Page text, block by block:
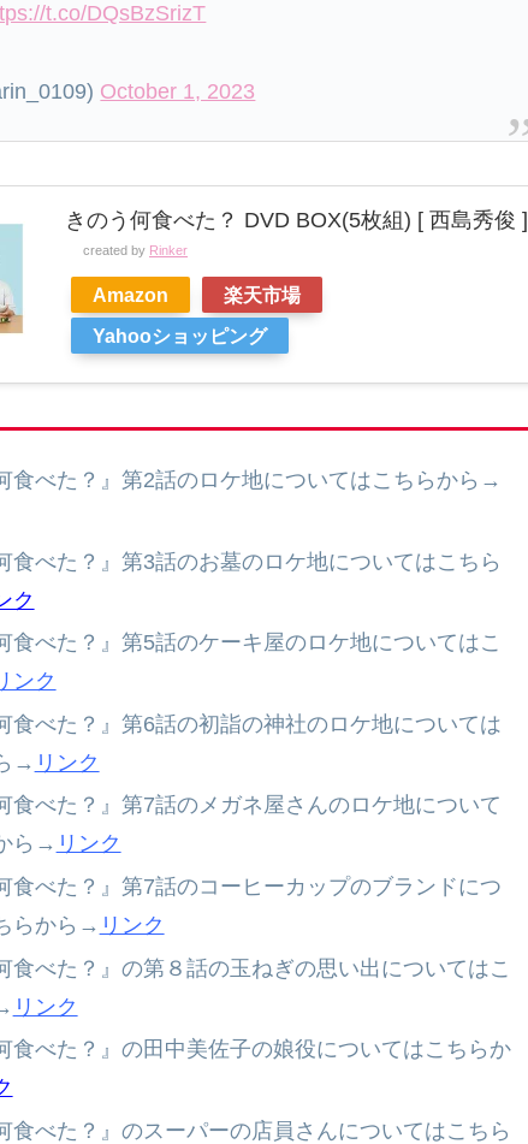
t.co/DQsBzSrizT
October 1, 2023
きのう何食べた？ DVD BOX(5枚組) [ 西島秀俊 ]
created by Rinker
Amazon
楽天市場
Yahooショッピング
食べた？』第2話のロケ地についてはこちらから→
食べた？』第3話のお墓のロケ地についてはこちら
ク
食べた？』第5話のケーキ屋のロケ地についてはこ
ンク
食べた？』第6話の初詣の神社のロケ地については
→ リンク
食べた？』第7話のメガネ屋さんのロケ地について
ら→ リンク
食べた？』第7話のコーヒーカップのブランドにつ
らから→ リンク
食べた？』の第８話の玉ねぎの思い出についてはこ
リンク
食べた？』の田中美佐子の娘役についてはこちらか
食べた？』のスーパーの店員さんについてはこちら